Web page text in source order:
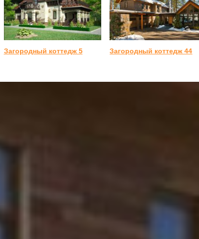
Загородный коттедж 5 Загородный коттедж 44